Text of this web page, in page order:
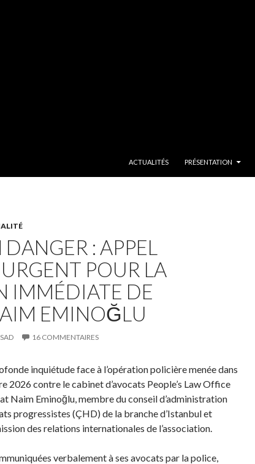
ACTUALITÉS
PRÉSENTATION
: APPEL
POUR LA
IMMÉDIATE DE
EMINOĞLU
16 COMMENTAIRES
inquiétude face à l’opération policière menée dans
2026 contre le cabinet d’avocats People’s Law Office
Naim Eminoğlu, membre du conseil d’administration
progressistes (ÇHD) de la branche d’Istanbul et
des relations internationales de l’association.
verbalement à ses avocats par la police,